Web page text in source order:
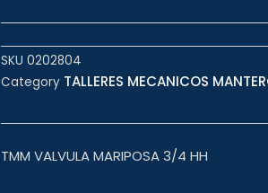
SKU 0202804
Category TALLERES MECANICOS
TMM VALVULA MARIPOSA 3/4 HH